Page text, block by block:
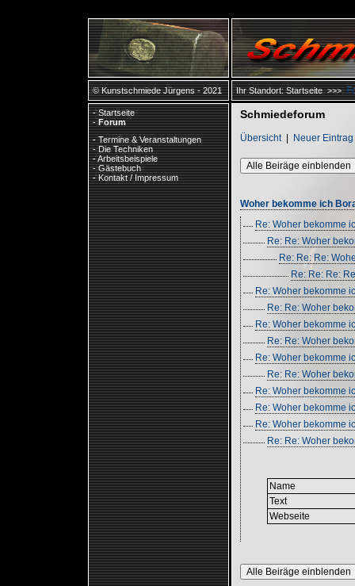
© Kunstschmiede Jürgens - 2021 Ihr Standort:Startseite>>>
-Startseite
-Forum
-Termine & Veranstaltungen
-Die Techniken
-Arbeitsbeispiele
-Gästebuch
-Kontakt / Impressum
Schmiedeforum
Übersicht| Neuer Eintrag
Alle Beiräge einblenden
Woher bekomme ich
Re: Woher bekomme
Re: Re: Woher
Re: Re: Re:
Re: Re: Re:
Re: Woher bekomme
Re: Re: Woher
Re: Woher bekomme
Re: Re: Woher
Re: Woher bekomme
Re: Re: Woher
Re: Woher bekomme
Re: Woher bekomme
Re: Woher bekomme
Re: Re: Woher
Name
Text
Webseite
Alle Beiräge einblenden